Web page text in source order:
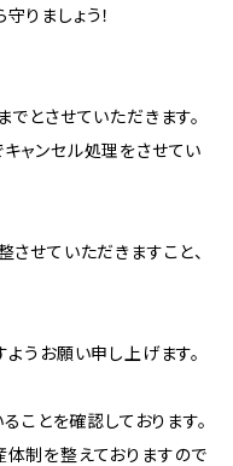
りましょう！
とさせていただきます。
ャンセル処理をさせてい
せていただきますこと、
うお願い申し上げます。
ことを確認しております。
制を整えておりますので